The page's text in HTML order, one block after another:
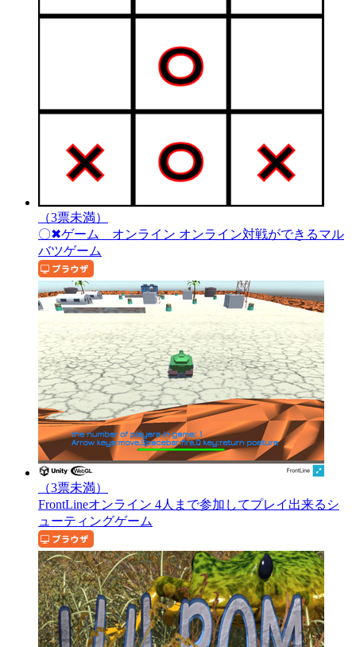
（3票未満）
〇✖ゲーム オンライン オンライン対戦ができるマル
バツゲーム
（3票未満）
FrontLineオンライン 4人まで参加してプレイ出来るシ
ューティングゲーム